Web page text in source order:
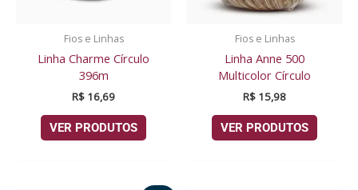
Fios e Linhas
Linha Charme Círculo
396m
R$ 16,69
VER PRODUTOS
Fios e Linhas
Linha Anne 500
Multicolor Círculo
R$ 15,98
VER PRODUTOS